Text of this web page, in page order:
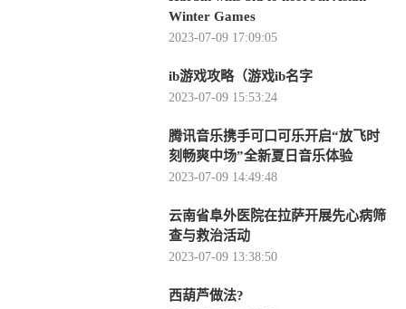
Winter Games
2023-07-09 17:09:05
ib游戏攻略（游戏ib名字
2023-07-09 15:53:24
腾讯音乐携手可口可乐开启“放飞时
刻畅爽中场”全新夏日音乐体验
2023-07-09 14:49:48
云南省阜外医院在拉萨开展先心病筛
查与救治活动
2023-07-09 13:38:50
西葫芦做法?